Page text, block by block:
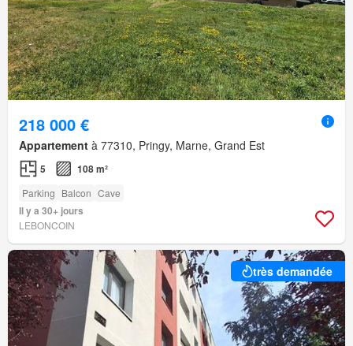
218 000 €
Appartement à 77310, Pringy, Marne, Grand Est
5 108 m²
Parking Balcon Cave
Il y a 30+ jours
LEBONCOIN
très demandée